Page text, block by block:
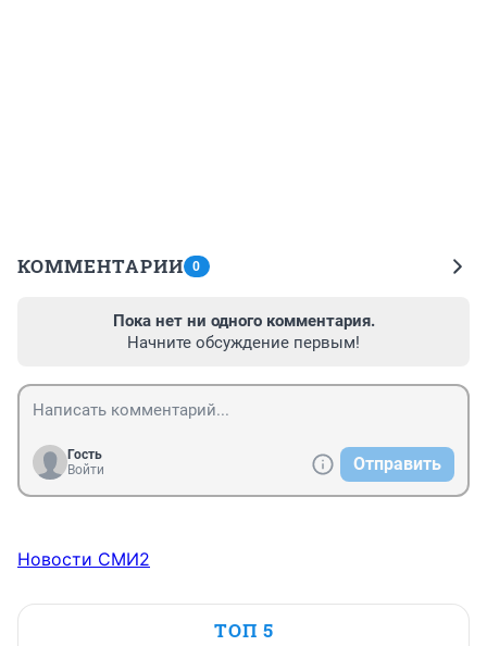
КОММЕНТАРИИ 0
Пока нет ни одного комментария.
Начните обсуждение первым!
Гость
Войти
Отправить
Новости СМИ2
ТОП 5